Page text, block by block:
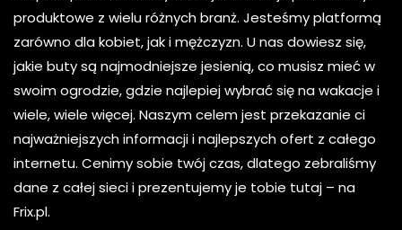
produktowe z wielu różnych branż. Jesteśmy platformą
zarówno dla kobiet, jak i mężczyzn. U nas dowiesz się,
jakie buty są najmodniejsze jesienią, co musisz mieć w
swoim ogrodzie, gdzie najlepiej wybrać się na wakacje i
wiele, wiele więcej. Naszym celem jest przekazanie ci
najważniejszych informacji i najlepszych ofert z całego
internetu. Cenimy sobie twój czas, dlatego zebraliśmy
dane z całej sieci i prezentujemy je tobie tutaj – na
Frix.pl.